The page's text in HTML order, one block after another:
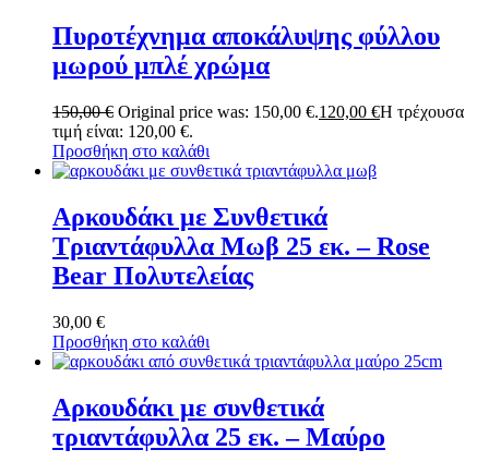
Πυροτέχνημα αποκάλυψης φύλλου
μωρού μπλέ χρώμα
150,00€ Original price was: 150,00 €.120,00 €Η τρέχουσα
τιμή είναι: 120,00 €.
Προσθήκη στο καλάθι
Αρκουδάκι με Συνθετικά
Τριαντάφυλλα Μωβ 25 εκ. – Rose
Bear Πολυτελείας
30,00 €
Προσθήκη στο καλάθι
Αρκουδάκι με συνθετικά
τριαντάφυλλα 25 εκ. – Μαύρο